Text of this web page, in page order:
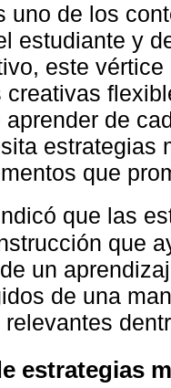
uno de los
estudiante y
este
creativas
de
estrategias
que
que las
que
un
de una
estrategias